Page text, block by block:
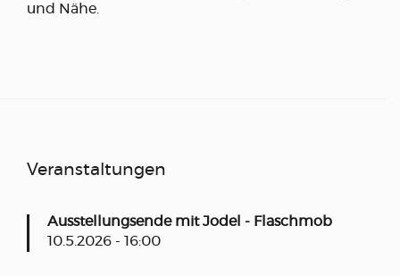
und Nähe.
Veranstaltungen
Ausstellungsende mit Jodel - Flaschmob
10.5.2026 - 16:00